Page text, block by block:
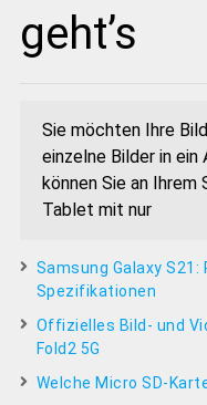
geht’s
Sie möchten Ihre
einzelne Bilder in ein
können Sie an Ihrem
Tablet mit nur
Samsung Galaxy S21:
Spezifikationen
Offizielles Bild- und
Fold2 5G
Welche Micro SD-